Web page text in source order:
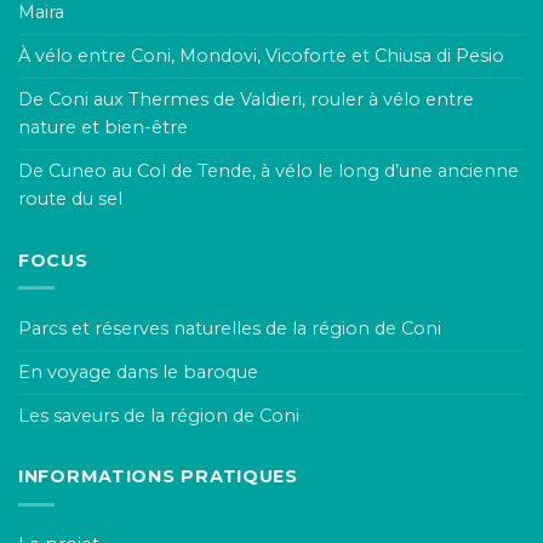
Maira
À vélo entre Coni, Mondovi, Vicoforte et Chiusa di Pesio
De Coni aux Thermes de Valdieri, rouler à vélo entre
nature et bien-être
De Cuneo au Col de Tende, à vélo le long d’une ancienne
route du sel
FOCUS
Parcs et réserves naturelles de la région de Coni
En voyage dans le baroque
Les saveurs de la région de Coni
INFORMATIONS PRATIQUES